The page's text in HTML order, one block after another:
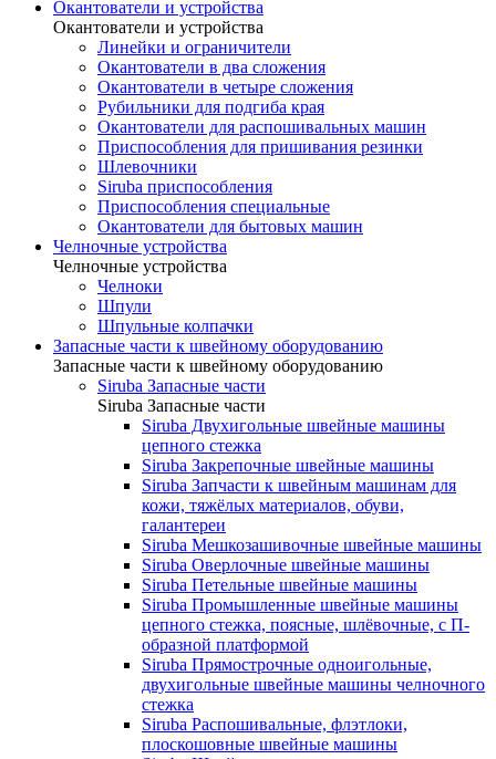
Окантователи и устройства
Окантователи и устройства
Линейки и ограничители
Окантователи в два сложения
Окантователи в четыре сложения
Рубильники для подгиба края
Окантователи для распошивальных машин
Приспособления для пришивания резинки
Шлевочники
Siruba приспособления
Приспособления специальные
Окантователи для бытовых машин
Челночные устройства
Челночные устройства
Челноки
Шпули
Шпульные колпачки
Запасные части к швейному оборудованию
Запасные части к швейному оборудованию
Siruba Запасные части
Siruba Запасные части
Siruba Двухигольные швейные машины
цепного стежка
Siruba Закрепочные швейные машины
Siruba Запчасти к швейным машинам для
кожи, тяжёлых материалов, обуви,
галантереи
Siruba Мешкозашивочные швейные машины
Siruba Оверлочные швейные машины
Siruba Петельные швейные машины
Siruba Промышленные швейные машины
цепного стежка, поясные, шлёвочные, с П-
образной платформой
Siruba Прямострочные одноигольные,
двухигольные швейные машины челночного
стежка
Siruba Распошивальные, флэтлоки,
плоскошовные швейные машины